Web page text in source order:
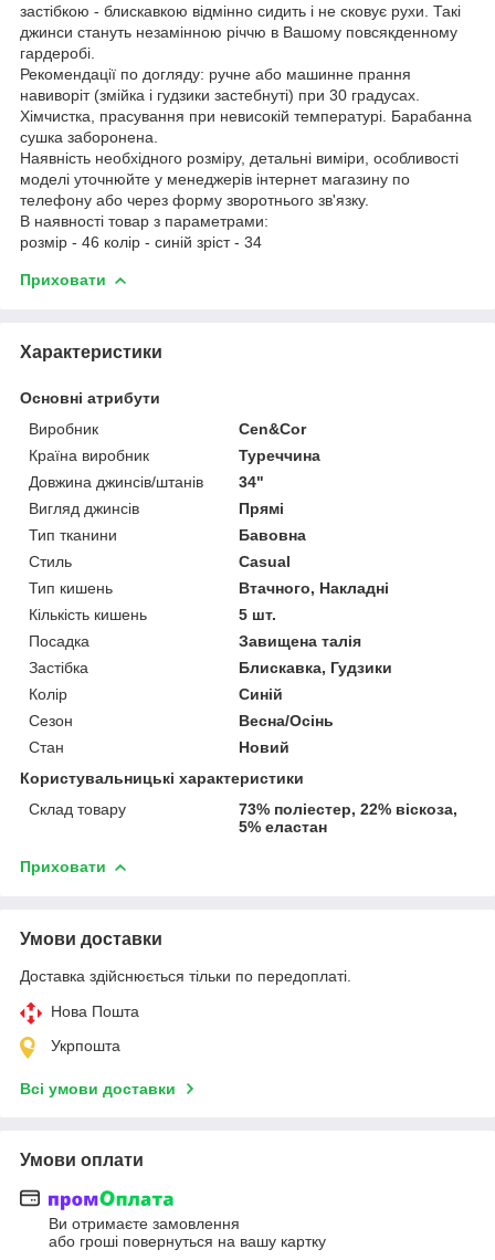
застібкою - блискавкою відмінно сидить і не сковує рухи. Такі
джинси стануть незамінною річчю в Вашому повсякденному
гардеробі.
Рекомендації по догляду: ручне або машинне прання
навиворіт (змійка і гудзики застебнуті) при 30 градусах.
Хімчистка, прасування при невисокій температурі. Барабанна
сушка заборонена.
Наявність необхідного розміру, детальні виміри, особливості
моделі уточнюйте у менеджерів інтернет магазину по
телефону або через форму зворотнього зв'язку.
В наявності товар з параметрами:
розмір - 46 колір - синій зріст - 34
Приховати
Характеристики
Основні атрибути
Виробник
Cen&Cor
Країна виробник
Туреччина
Довжина джинсів/штанів
34"
Вигляд джинсів
Прямі
Тип тканини
Бавовна
Стиль
Casual
Тип кишень
Втачного, Накладні
Кількість кишень
5 шт.
Посадка
Завищена талія
Застібка
Блискавка, Гудзики
Колір
Синій
Сезон
Весна/Осінь
Стан
Новий
Користувальницькі характеристики
Склад товару
73% поліестер, 22% віскоза,
5% еластан
Приховати
Умови доставки
Доставка здійснюється тільки по передоплаті.
Нова Пошта
Укрпошта
Всі умови доставки
Умови оплати
Ви отримаєте замовлення
або гроші повернуться на вашу картку